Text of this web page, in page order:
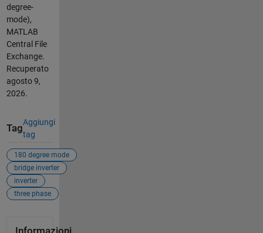
degree-
mode),
MATLAB
Central File
Exchange.
Recuperato
agosto 9,
2026.
Tag
Aggiungi
tag
180 degree mode
bridge inverter
inverter
three phase